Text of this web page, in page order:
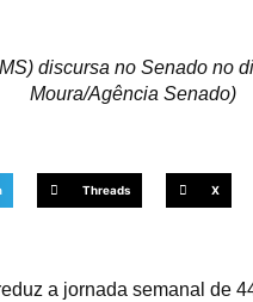
discursa no Senado no
Moura/Agência Senado)
Threads X
a jornada semanal de